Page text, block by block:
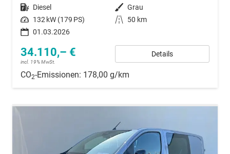
Kraftstoff Diesel Außenfarbe Grau
Leistung 132 kW (179 PS) Kilometerstand
50 km
01.03.2026
34.110,– €
incl. 19% MwSt.
Details
CO2-Emissionen: 178,00 g/km